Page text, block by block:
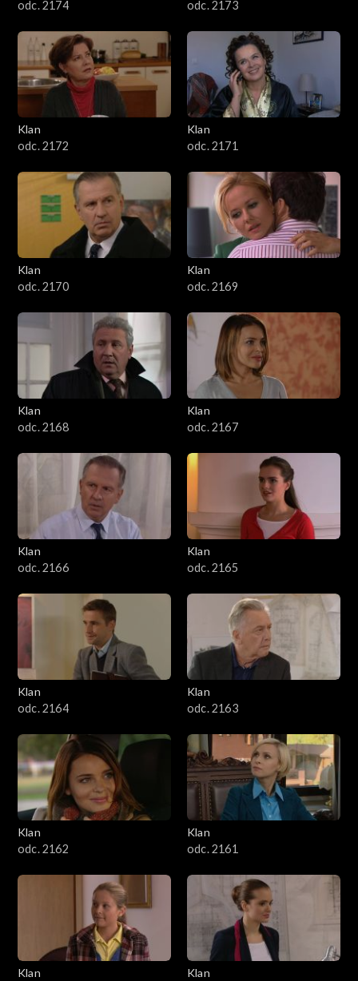
odc. 2174 odc. 2173
Klan
odc. 2172
Klan
odc. 2171
Klan
odc. 2170
Klan
odc. 2169
Klan
odc. 2168
Klan
odc. 2167
Klan
odc. 2166
Klan
odc. 2165
Klan
odc. 2164
Klan
odc. 2163
Klan
odc. 2162
Klan
odc. 2161
Klan
Klan